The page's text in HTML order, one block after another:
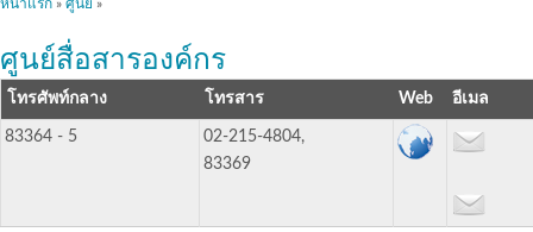
คุณอยู่ที่นี่
หน้าแรก » ศูนย์ »
ศูนย์สื่อสารองค์กร
โทรศัพท์กลาง โทรสาร อีเมล
83364 - 5
02-215-4804,
83369